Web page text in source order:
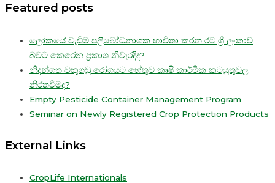
Featured posts
ලෝකයේ වැඩිම පලිබෝධනාශක භාවිතා කරන රට ශ්‍රී ලංකාව
බවට කෙරෙන ප්‍රකාශ නිවැරදිද?
නිදන්ගත වකුගඩු රෝගයට හේතුව කෘෂි කාර්මික කටයුතුවල
නිරතවීමද?
Empty Pesticide Container Management Program
Seminar on Newly Registered Crop Protection Products
External Links
CropLife Internationals